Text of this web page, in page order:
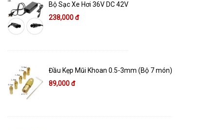
Bộ Sạc Xe Hơi 36V DC 42V
238,000 đ
Đầu Kẹp Mũi Khoan 0.5-3mm (Bộ 7 món)
89,000 đ